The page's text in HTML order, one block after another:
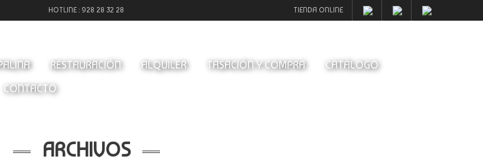
HOTLINE : 928 28 32 28 TIENDA ONLINE
RESTAURACIÓN ALQUILER TASACIÓN Y COMPRA
CATÁLOGO
CONTACTO
ARCHIVOS